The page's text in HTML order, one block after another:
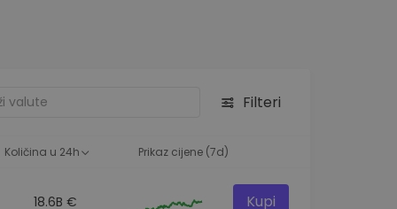
Filteri
Količina u 24h Prikaz cijene (7d)
18.6B € Kupi